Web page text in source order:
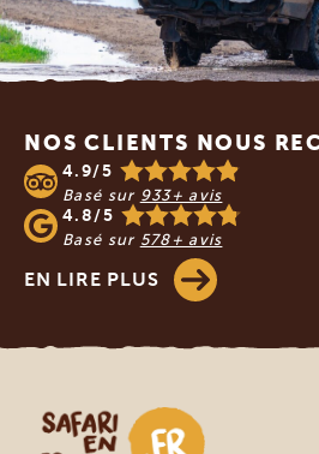
Footer
NOS CLIENTS NOUS
4.9/5
Basé sur 933+ avis
4.8/5
Basé sur 578+ avis
EN LIRE PLUS
Safari en Afrique